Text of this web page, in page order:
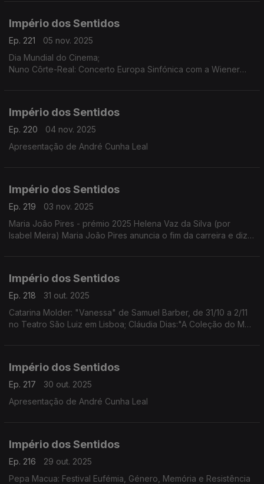
Império dos Sentidos
Ep. 221
05 nov. 2025
Dia Mundial do Cinema;
Nuno Côrte-Real: Concerto Europa Sinfónica com a Wiener
Império dos Sentidos
Ep. 220
04 nov. 2025
Apresentação de André Cunha Leal
Império dos Sentidos
Ep. 219
03 nov. 2025
Maria João Pires - prémio 2025 Helena Vaz da Silva (por
Isabel Meira) Maria João Pires anuncia o fim da carreira e diz
Império dos Sentidos
Ep. 218
31 out. 2025
Catarina Molder: "Vanessa" de Samuel Barber, de 31/10 a 2/11
no Teatro São Luiz em Lisboa; Cláudia Dias:"A Coleção do Meu
Império dos Sentidos
Ep. 217
30 out. 2025
Apresentação de André Cunha Leal
Império dos Sentidos
Ep. 216
29 out. 2025
Pepa Macua: Festival Eufémia, Género, Memória e Resistência